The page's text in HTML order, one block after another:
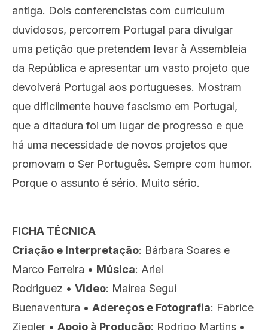
antiga. Dois conferencistas com curriculum
duvidosos, percorrem Portugal para divulgar
uma petição que pretendem levar à Assembleia
da República e apresentar um vasto projeto que
devolverá Portugal aos portugueses. Mostram
que dificilmente houve fascismo em Portugal,
que a ditadura foi um lugar de progresso e que
há uma necessidade de novos projetos que
promovam o Ser Português. Sempre com humor.
Porque o assunto é sério. Muito sério.
FICHA TÉCNICA
Criação e Interpretação: Bárbara Soares e
Marco Ferreira • Música: Ariel
Rodriguez • Video: Mairea Segui
Buenaventura • Adereços e Fotografia: Fabrice
Ziegler • Apoio à Produção: Rodrigo Martins •